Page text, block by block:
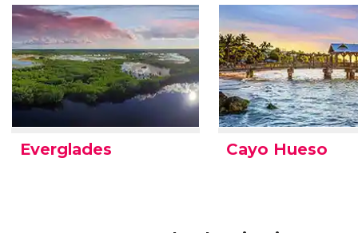
Everglades Cayo Hueso